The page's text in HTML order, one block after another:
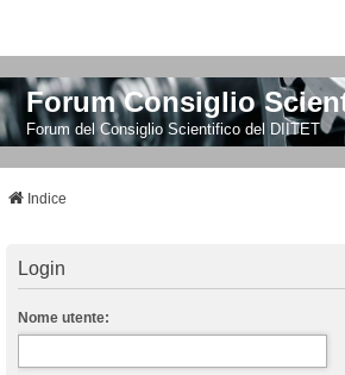
Forum Consiglio
Forum del Consiglio Scientifico del DIITET
Indice
Login
Nome utente: